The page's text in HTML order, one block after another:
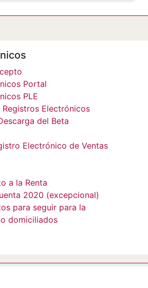
Portal
PLE
Electrónicos
del Beta
Electrónico de Ventas
a la Renta
2020 (excepcional)
para seguir para la
domiciliados